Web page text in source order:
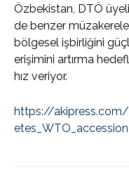
Özbekistan, DTÖ
de benzer
bölgesel işbirliğini
erişimini artırma
hız veriyor.
https://akipress.com/